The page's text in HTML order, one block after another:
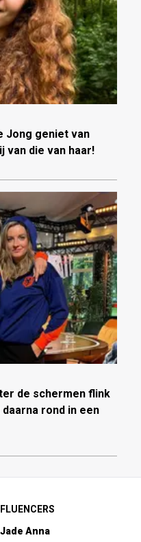
Jong geniet van
van die van haar!
de schermen flink
rond in een
Jade Anna